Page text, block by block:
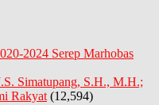
2024 Serep Marhobas
Simatupang, S.H., M.H.;
Rakyat (12,594)